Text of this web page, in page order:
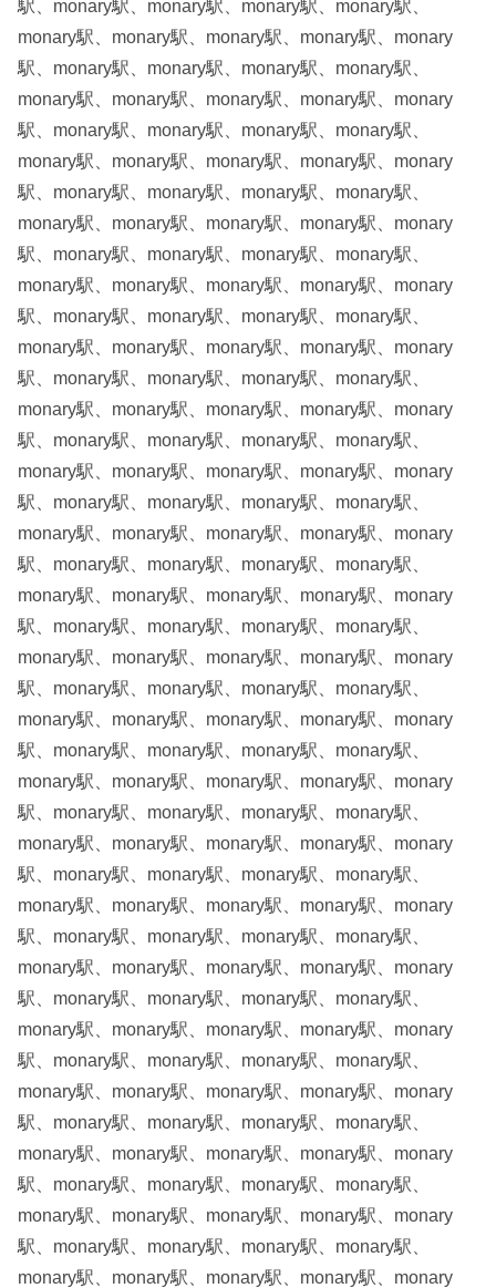
駅、monary駅、monary駅、monary駅、monary駅、
monary駅、monary駅、monary駅、monary駅、monary
駅、monary駅、monary駅、monary駅、monary駅、
monary駅、monary駅、monary駅、monary駅、monary
駅、monary駅、monary駅、monary駅、monary駅、
monary駅、monary駅、monary駅、monary駅、monary
駅、monary駅、monary駅、monary駅、monary駅、
monary駅、monary駅、monary駅、monary駅、monary
駅、monary駅、monary駅、monary駅、monary駅、
monary駅、monary駅、monary駅、monary駅、monary
駅、monary駅、monary駅、monary駅、monary駅、
monary駅、monary駅、monary駅、monary駅、monary
駅、monary駅、monary駅、monary駅、monary駅、
monary駅、monary駅、monary駅、monary駅、monary
駅、monary駅、monary駅、monary駅、monary駅、
monary駅、monary駅、monary駅、monary駅、monary
駅、monary駅、monary駅、monary駅、monary駅、
monary駅、monary駅、monary駅、monary駅、monary
駅、monary駅、monary駅、monary駅、monary駅、
monary駅、monary駅、monary駅、monary駅、monary
駅、monary駅、monary駅、monary駅、monary駅、
monary駅、monary駅、monary駅、monary駅、monary
駅、monary駅、monary駅、monary駅、monary駅、
monary駅、monary駅、monary駅、monary駅、monary
駅、monary駅、monary駅、monary駅、monary駅、
monary駅、monary駅、monary駅、monary駅、monary
駅、monary駅、monary駅、monary駅、monary駅、
monary駅、monary駅、monary駅、monary駅、monary
駅、monary駅、monary駅、monary駅、monary駅、
monary駅、monary駅、monary駅、monary駅、monary
駅、monary駅、monary駅、monary駅、monary駅、
monary駅、monary駅、monary駅、monary駅、monary
駅、monary駅、monary駅、monary駅、monary駅、
monary駅、monary駅、monary駅、monary駅、monary
駅、monary駅、monary駅、monary駅、monary駅、
monary駅、monary駅、monary駅、monary駅、monary
駅、monary駅、monary駅、monary駅、monary駅、
monary駅、monary駅、monary駅、monary駅、monary
駅、monary駅、monary駅、monary駅、monary駅、
monary駅、monary駅、monary駅、monary駅、monary
駅、monary駅、monary駅、monary駅、monary駅、
monary駅、monary駅、monary駅、monary駅、monary